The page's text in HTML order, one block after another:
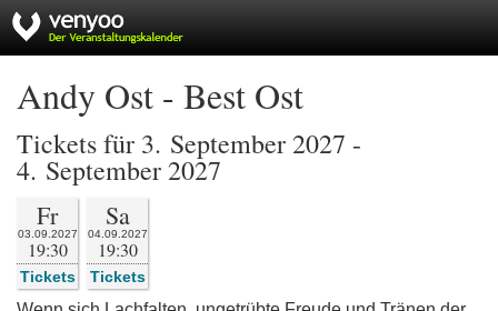
Andy Ost - Best Ost
Tickets für 3. September 2027 -
4. September 2027
Fr
03.09.2027
19:30
Tickets
Sa
04.09.2027
19:30
Tickets